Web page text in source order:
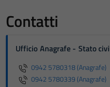
Contatti
Ufficio Anagrafe - Stato
0942 5780318 (Anagrafe)
0942 5780339 (Anagrafe)